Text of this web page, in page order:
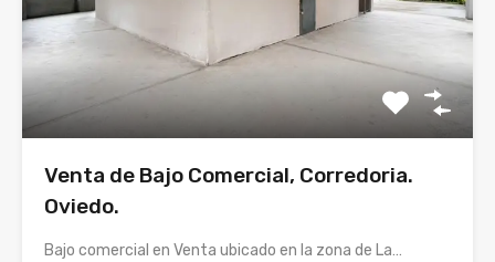
Venta de Bajo Comercial, Corredoria.
Oviedo.
Bajo comercial en Venta ubicado en la zona de La…